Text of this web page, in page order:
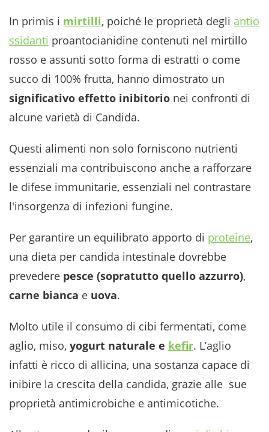
In primis i mirtilli, poiché le proprietà degli antio
ssidanti proantocianidine contenuti nel mirtillo
rosso e assunti sotto forma di estratti o come
succo di 100% frutta, hanno dimostrato un
significativo effetto inibitorio nei confronti di
alcune varietà di Candida.
Questi alimenti non solo forniscono nutrienti
essenziali ma contribuiscono anche a rafforzare
le difese immunitarie, essenziali nel contrastare
l'insorgenza di infezioni fungine.
Per garantire un equilibrato apporto di proteine,
una dieta per candida intestinale dovrebbe
prevedere pesce (sopratutto quello azzurro),
carne bianca e uova.
Molto utile il consumo di cibi fermentati, come
aglio, miso, yogurt naturale e kefir. L’aglio
infatti è ricco di allicina, una sostanza capace di
inibire la crescita della candida, grazie alle sue
proprietà antimicrobiche e antimicotiche.